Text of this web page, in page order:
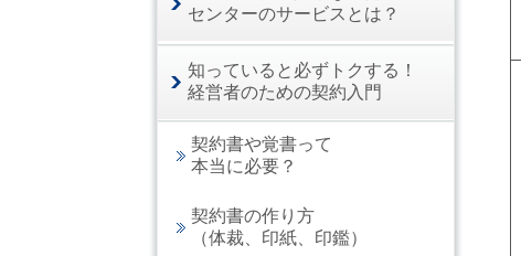
センターのサービスとは？
知っていると必ずトクする！
経営者のための契約入門
契約書や覚書って
本当に必要？
契約書の作り方
（体裁、印紙、印鑑）